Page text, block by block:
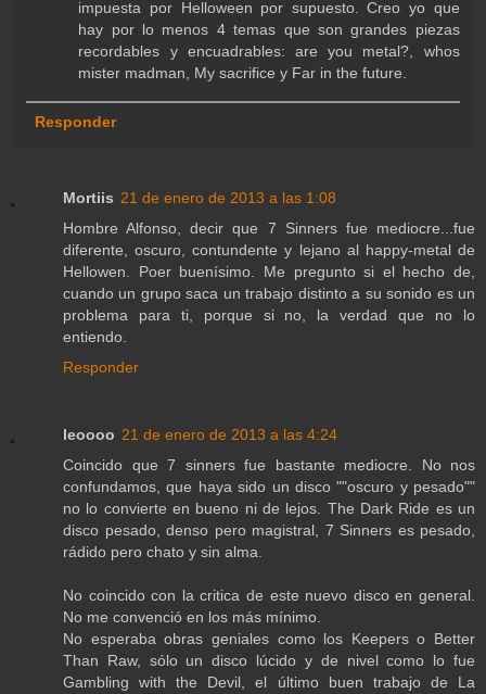
impuesta por Helloween por supuesto. Creo yo que
hay por lo menos 4 temas que son grandes piezas
recordables y encuadrables: are you metal?, whos
mister madman, My sacrifice y Far in the future.
Responder
Mortiis 21 de enero de 2013 a las 1:08
Hombre Alfonso, decir que 7 Sinners fue mediocre...fue
diferente, oscuro, contundente y lejano al happy-metal de
Hellowen. Poer buenísimo. Me pregunto si el hecho de,
cuando un grupo saca un trabajo distinto a su sonido es un
problema para ti, porque si no, la verdad que no lo
entiendo.
Responder
leoooo 21 de enero de 2013 a las 4:24
Coincido que 7 sinners fue bastante mediocre. No nos
confundamos, que haya sido un disco ""oscuro y pesado""
no lo convierte en bueno ni de lejos. The Dark Ride es un
disco pesado, denso pero magistral, 7 Sinners es pesado,
rádido pero chato y sin alma.
No coincido con la critica de este nuevo disco en general.
No me convenció en los más mínimo.
No esperaba obras geniales como los Keepers o Better
Than Raw, sólo un disco lúcido y de nivel como lo fue
Gambling with the Devil, el último buen trabajo de La